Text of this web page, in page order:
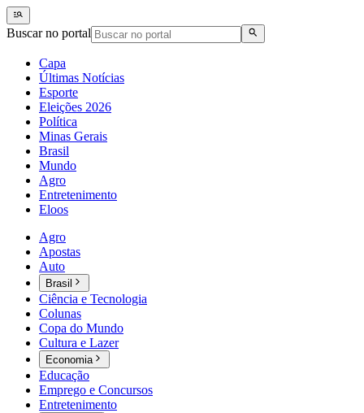
Buscar no portal
Capa
Últimas Notícias
Esporte
Eleições 2026
Política
Minas Gerais
Brasil
Mundo
Agro
Entretenimento
Eloos
Agro
Apostas
Auto
Brasil
Ciência e Tecnologia
Colunas
Copa do Mundo
Cultura e Lazer
Economia
Educação
Emprego e Concursos
Entretenimento